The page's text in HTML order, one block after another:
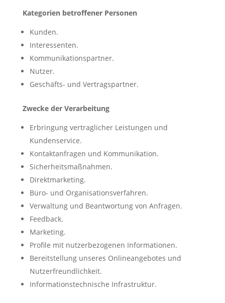
Kategorien betroffener Personen
Kunden.
Interessenten.
Kommunikationspartner.
Nutzer.
Geschäfts- und Vertragspartner.
Zwecke der Verarbeitung
Erbringung vertraglicher Leistungen und
Kundenservice.
Kontaktanfragen und Kommunikation.
Sicherheitsmaßnahmen.
Direktmarketing.
Büro- und Organisationsverfahren.
Verwaltung und Beantwortung von Anfragen.
Feedback.
Marketing.
Profile mit nutzerbezogenen Informationen.
Bereitstellung unseres Onlineangebotes und
Nutzerfreundlichkeit.
Informationstechnische Infrastruktur.